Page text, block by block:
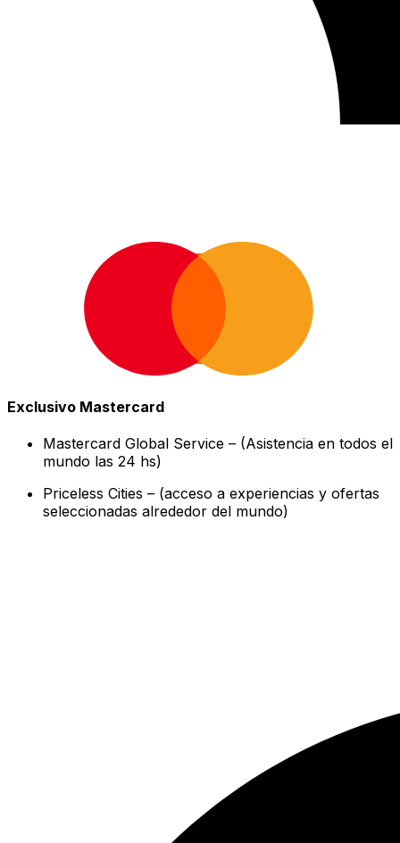
Exclusivo Mastercard
Mastercard Global Service – (Asistencia en todos el
mundo las 24 hs)
Priceless Cities – (acceso a experiencias y ofertas
seleccionadas alrededor del mundo)